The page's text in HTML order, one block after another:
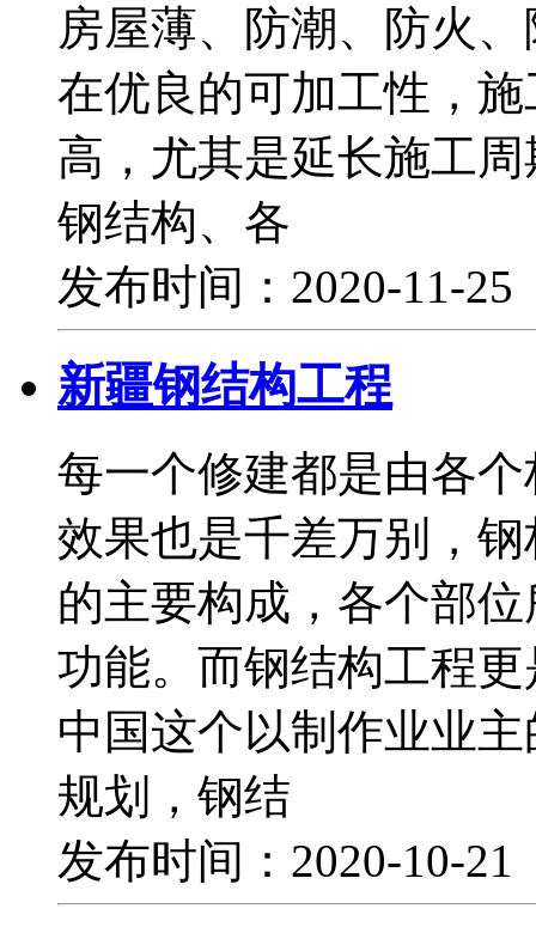
房屋薄、防潮、防火
在优良的可加工性，
高，尤其是延长施工
钢结构、各
发布时间：2020-11-
新疆钢结构工程
每一个修建都是由各
效果也是千差万别，
的主要构成，各个部
功能。而钢结构工程
中国这个以制作业业
规划，钢结
发布时间：2020-10-